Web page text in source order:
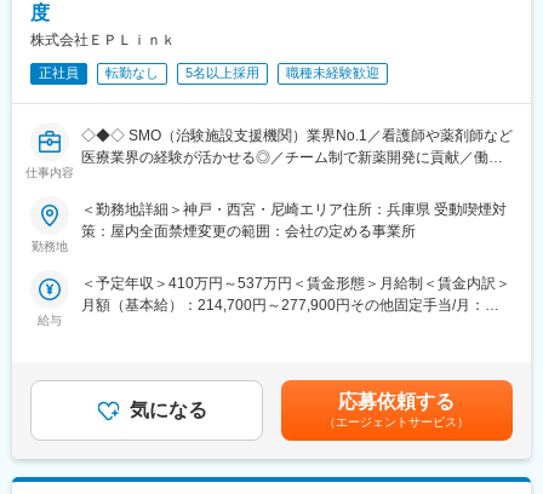
拠データであり、CRCは新薬開発の一翼を担っております。
また、薬の効果を患者様の近くで見ることができ、喜びの声を直
■充実した研修制度
ル研修が入社後研修としてあり、PC慣れしていない方も安心して
ご入社いただけます。
・現場配属後は、OJTで独り立ちまでサポートその後も定期的な
ど様々な研修をご用意しています。
のスケジュールに合わせて始業、就業時間を決めることができま
す。
・5日間のリフレッシュ休暇制度や、時間単位で取得できる有給休
暇。
・産前産後休暇（妊娠中時短勤務あり）、子供が3歳になるまで取
度
株式会社ＥＰＬｉｎｋ
正社員 転勤なし 5名以上採用 職種未経験歓迎
仕事内容
◇◆◇ SMO（治験施設支援機関）業界No.1／看護師や薬剤師など
医療業界の経験が活かせる◎／チーム制で新薬開発に貢献／働き
【CRC=治験コーディネーターとは？】
病院・クリニックを訪問して、患者様や医師や院内スタッフ、さ
いただく患者様の相談相手となり、じっくり向き合う仕事です。
また、薬の効果を患者様の近くで見ることができ、喜びの声を直
接聞けることもあります。患者様や医療機関から「ありがとう」
と感謝の言葉をいただけたときの喜びは、ひとしおです。
【一日の流れ※一例】
勤務地
＜勤務地詳細＞神戸・西宮・尼崎エリア住所：兵庫県 受動喫煙対
策：屋内全面禁煙変更の範囲：会社の定める事業所
給与
＜予定年収＞410万円～537万円＜賃金形態＞月給制＜賃金内訳＞
月額（基本給）：214,700円～277,900円その他固定手当/月：
CRC手当・休日連絡対応手当■賞与：年2回（6月、12月）／昇
給：年1回（10月）※業績に応じ、決算賞与（秋季賞与）支給の場
合あり（10月）■時間外・休日出勤手当等の割増賃金は別途支給
賃金はあくまでも目安の金額であり、選考を通じて上下する可能
性があります。月給(月額)は固定手当を含めた表記です。
気になる 応募依頼する
（エージェントサービス）